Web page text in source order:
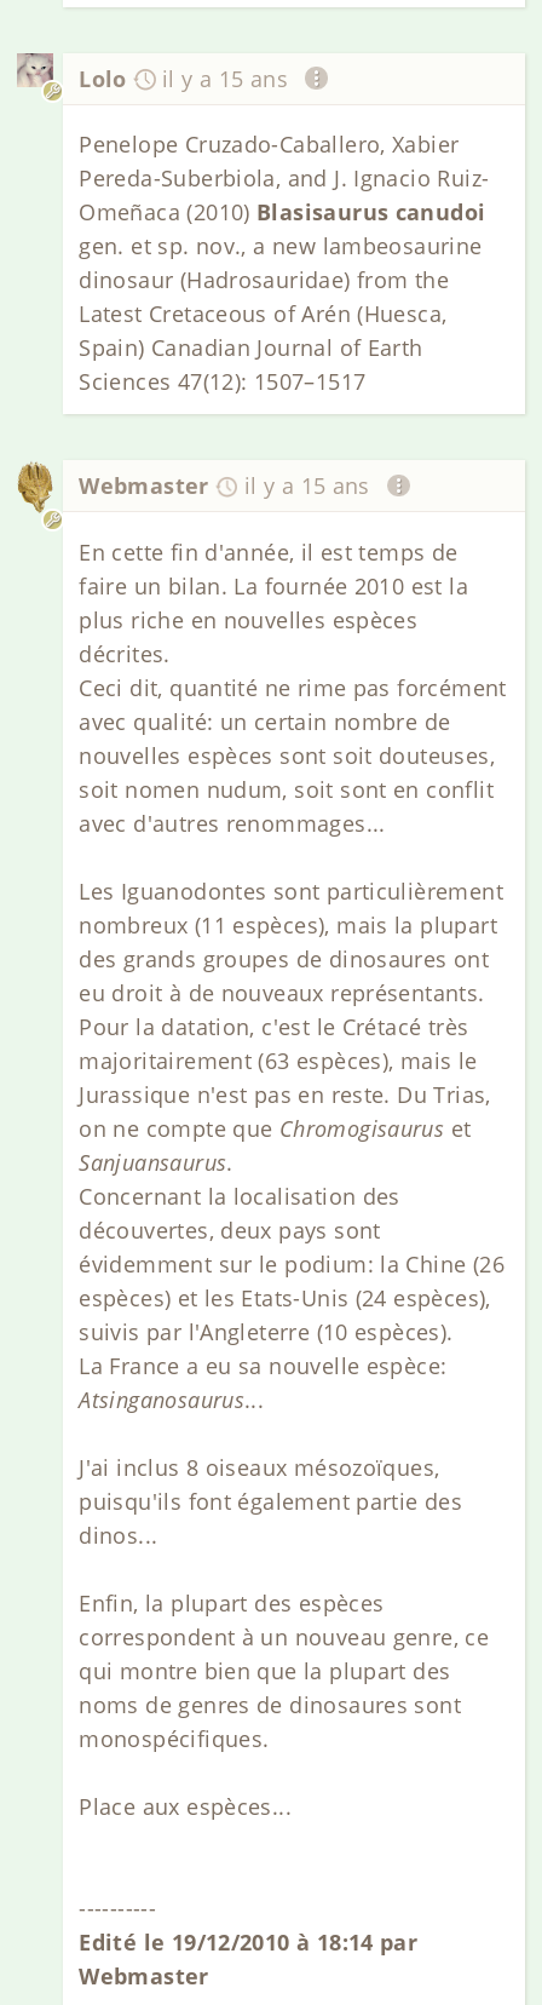
Lolo il y a 15 ans
Penelope Cruzado-Caballero, Xabier
Pereda-Suberbiola, and J. Ignacio Ruiz-
Omeñaca (2010) Blasisaurus canudoi
gen. et sp. nov., a new lambeosaurine
dinosaur (Hadrosauridae) from the
Latest Cretaceous of Arén (Huesca,
Spain) Canadian Journal of Earth
Sciences 47(12): 1507–1517
Webmaster il y a 15 ans
En cette fin d'année, il est temps de
faire un bilan. La fournée 2010 est la
plus riche en nouvelles espèces
décrites.
Ceci dit, quantité ne rime pas forcément
avec qualité: un certain nombre de
nouvelles espèces sont soit douteuses,
soit nomen nudum, soit sont en conflit
avec d'autres renommages...
Les Iguanodontes sont particulièrement
nombreux (11 espèces), mais la plupart
des grands groupes de dinosaures ont
eu droit à de nouveaux représentants.
Pour la datation, c'est le Crétacé très
majoritairement (63 espèces), mais le
Jurassique n'est pas en reste. Du Trias,
on ne compte que Chromogisaurus et
Sanjuansaurus.
Concernant la localisation des
découvertes, deux pays sont
évidemment sur le podium: la Chine (26
espèces) et les Etats-Unis (24 espèces),
suivis par l'Angleterre (10 espèces).
La France a eu sa nouvelle espèce:
Atsinganosaurus...
J'ai inclus 8 oiseaux mésozoïques,
puisqu'ils font également partie des
dinos...
Enfin, la plupart des espèces
correspondent à un nouveau genre, ce
qui montre bien que la plupart des
noms de genres de dinosaures sont
monospécifiques.
Place aux espèces...
----------
Edité le 19/12/2010 à 18:14 par
Webmaster